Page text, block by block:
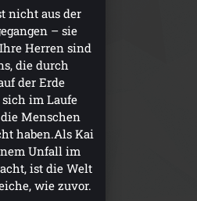
nicht aus der
– sie
Herren sind
die durch
der Erde
im Laufe
Menschen
haben.Als Kai
Unfall im
ist die Welt
wie zuvor.